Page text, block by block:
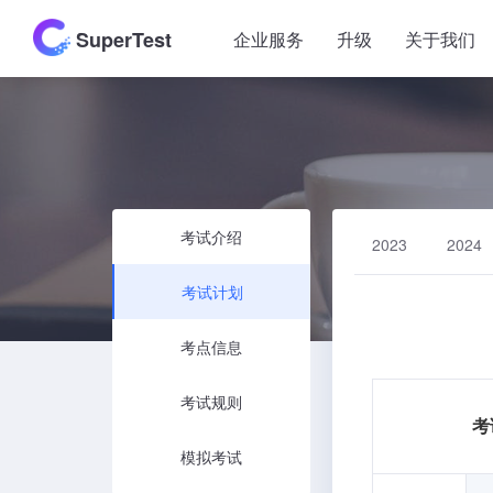
SuperTest 企业服务 升级 关于我们
考试介绍
考试计划
考点信息
考试规则
模拟考试
2023 2024